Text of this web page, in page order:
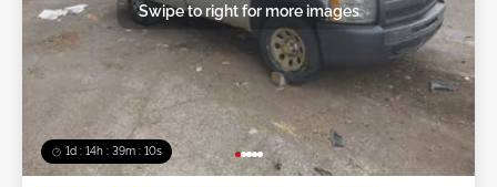
1d : 14h : 39m : 07s
Swipe to right for more images